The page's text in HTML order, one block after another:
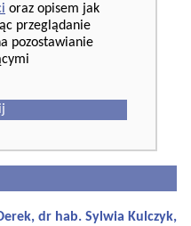
oraz opisem jak
przeglądanie
pozostawianie
dr hab. Sylwia Kulczyk,